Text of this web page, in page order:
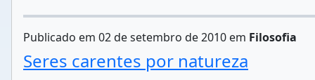
Publicado em 02 de setembro de 2010 em Filosofia
Seres carentes por natureza